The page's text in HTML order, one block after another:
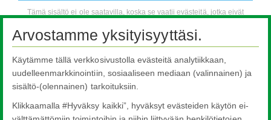
Tämä sisältö ei ole saatavilla, koska se vaatii evästeitä, jotka eivät
tästä.
Evästeasetukset
Arvostamme yksityisyyttäsi.
Käytämme tällä verkkosivustolla evästeitä analytiikkaan,
uudelleenmarkkinointiin, sosiaaliseen mediaan (valinnainen) ja
sisältö-(olennainen) tarkoituksiin.
Klikkaamalla #Hyväksy kaikki”, hyväksyt evästeiden käytön ei-